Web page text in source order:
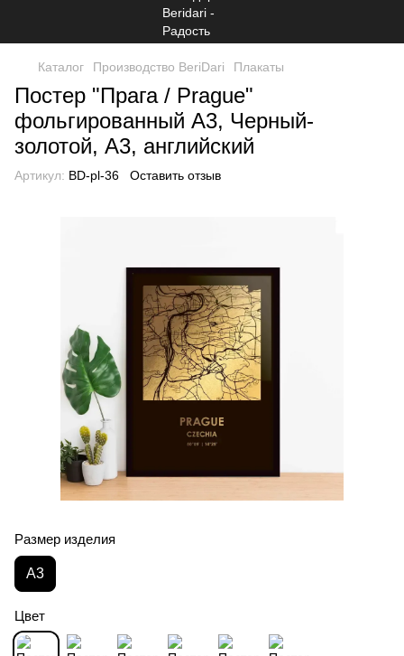
Каталог Производство BeriDari Плакаты
Постер "Прага / Prague"
фольгированный А3, Черный-
золотой, А3, английский
Артикул: BD-pl-36 Оставить отзыв
Размер изделия
А3
Цвет